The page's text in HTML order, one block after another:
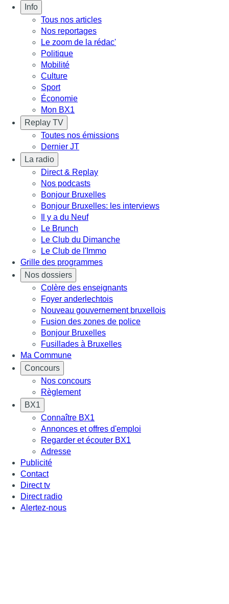
Info
Tous nos articles
Nos reportages
Le zoom de la rédac'
Politique
Mobilité
Culture
Sport
Économie
Mon BX1
Replay TV
Toutes nos émissions
Dernier JT
La radio
Direct & Replay
Nos podcasts
Bonjour Bruxelles
Bonjour Bruxelles: les interviews
Il y a du Neuf
Le Brunch
Le Club du Dimanche
Le Club de l'Immo
Grille des programmes
Nos dossiers
Colère des enseignants
Foyer anderlechtois
Nouveau gouvernement bruxellois
Fusion des zones de police
Bonjour Bruxelles
Fusillades à Bruxelles
Ma Commune
Concours
Nos concours
Règlement
BX1
Connaître BX1
Annonces et offres d'emploi
Regarder et écouter BX1
Adresse
Publicité
Contact
Direct tv
Direct radio
Alertez-nous